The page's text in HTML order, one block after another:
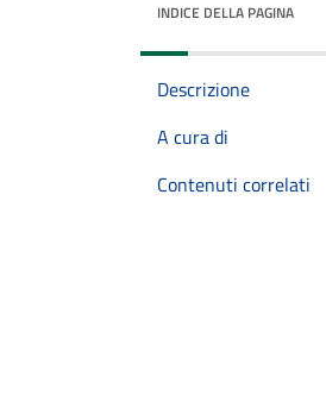
INDICE DELLA PAGINA
Descrizione
A cura di
Contenuti correlati